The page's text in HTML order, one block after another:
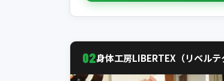
02身体工房LIBERTEX（リベル